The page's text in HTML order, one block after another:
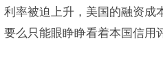
率被迫上升，美国的融资
么只能眼睁睁看着本国信